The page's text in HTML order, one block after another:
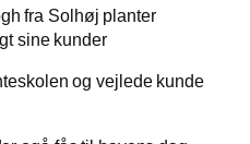
og vejlede kunde